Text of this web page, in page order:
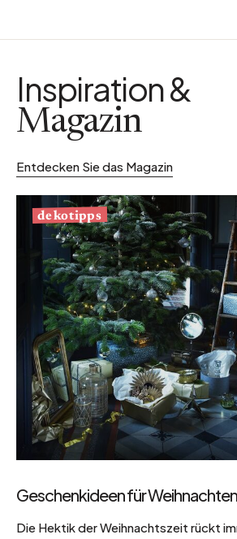
Inspiration &
Magazin
Entdecken Sie das Magazin
dekotipps
Geschenkideen für Weihnachten
Die Hektik der Weihnachtszeit rückt